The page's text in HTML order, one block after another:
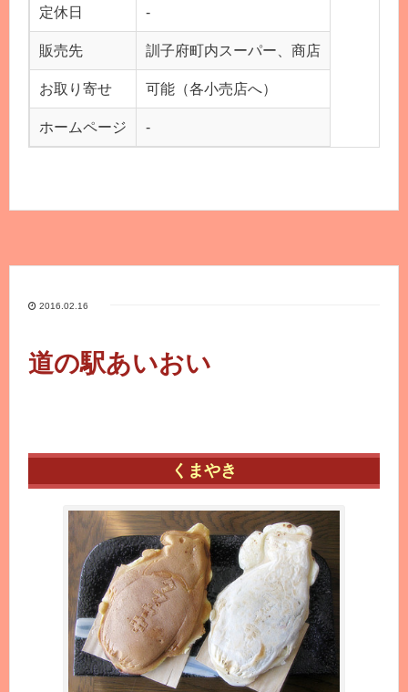
定休日 -
販売先 訓子府町内スーパー、商店
お取り寄せ 可能（各小売店へ）
ホームページ -
2016.02.16
道の駅あいおい
くまやき